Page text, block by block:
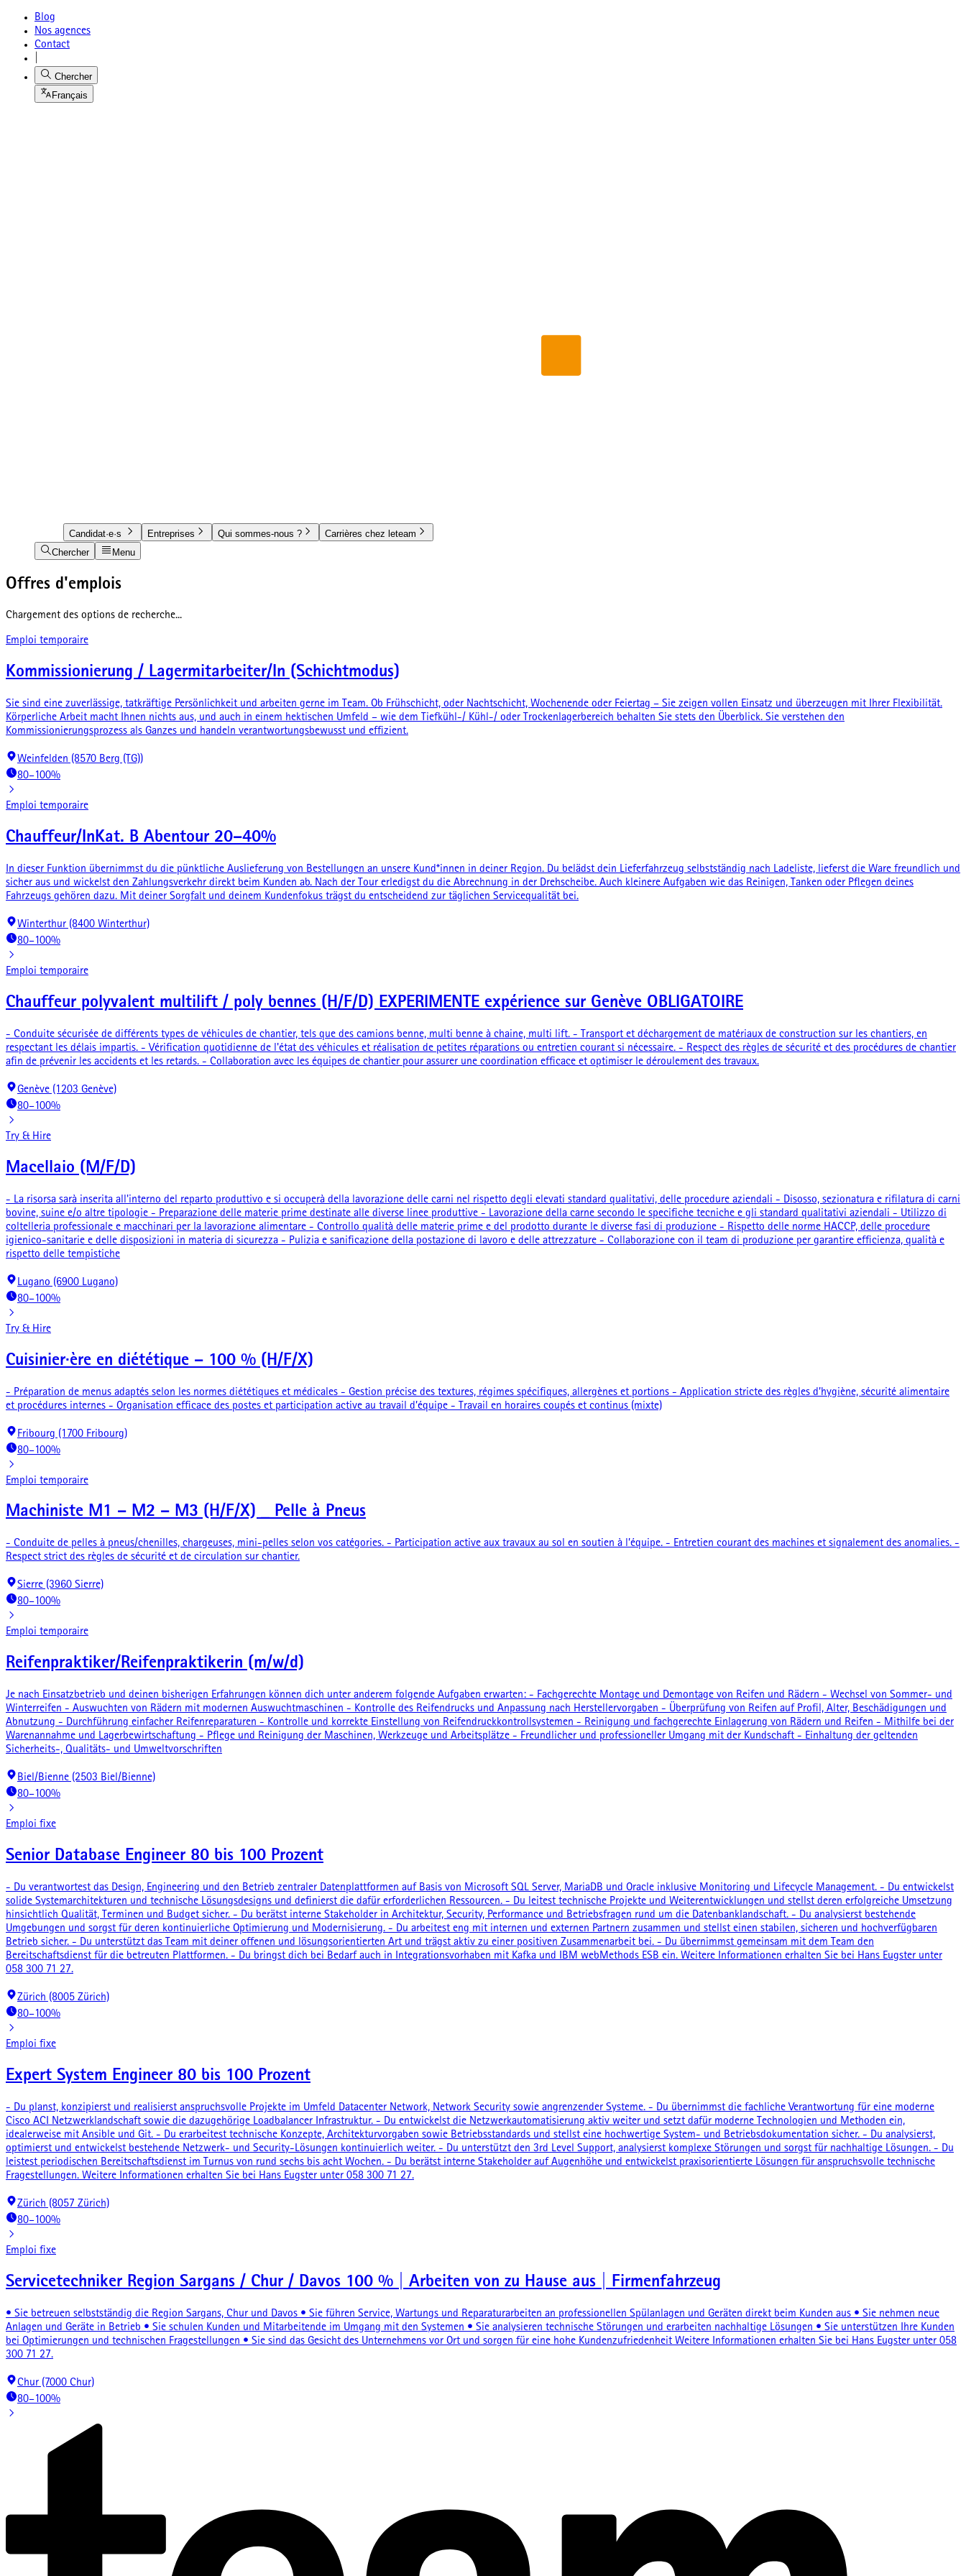
Blog
Nos agences
Contact
Chercher
Français
Candidat·e·s Entreprises Qui sommes-nous ?
Carrières chez leteam
Chercher
Menu
Offres d'emplois
Chargement des options de recherche...
Emploi temporaire
Kommissionierung / Lagermitarbeiter/In (Schichtmodus)
Sie sind eine zuverlässige, tatkräftige Persönlichkeit und arbeiten gerne im Team. Ob Frühschicht, oder Nachtschicht, Wochenende oder Feiertag – Sie zeigen vollen Einsatz und überzeugen mit Ihrer Flexibilität.
Körperliche Arbeit macht Ihnen nichts aus, und auch in einem hektischen Umfeld – wie dem Tiefkühl-/ Kühl-/ oder Trockenlagerbereich behalten Sie stets den Überblick. Sie verstehen den
Kommissionierungsprozess als Ganzes und handeln verantwortungsbewusst und effizient.
Weinfelden (8570 Berg (TG))
80–100%
Emploi temporaire
Chauffeur/InKat. B Abentour 20–40%
In dieser Funktion übernimmst du die pünktliche Auslieferung von Bestellungen an unsere Kund*innen in deiner Region. Du belädst dein Lieferfahrzeug selbstständig nach Ladeliste, lieferst die Ware freundlich und
sicher aus und wickelst den Zahlungsverkehr direkt beim Kunden ab. Nach der Tour erledigst du die Abrechnung in der Drehscheibe. Auch kleinere Aufgaben wie das Reinigen, Tanken oder Pflegen deines
Fahrzeugs gehören dazu. Mit deiner Sorgfalt und deinem Kundenfokus trägst du entscheidend zur täglichen Servicequalität bei.
Winterthur (8400 Winterthur)
80–100%
Emploi temporaire
Chauffeur polyvalent multilift / poly bennes (H/F/D) EXPERIMENTE expérience sur Genève OBLIGATOIRE
- Conduite sécurisée de différents types de véhicules de chantier, tels que des camions benne, multi benne à chaine, multi lift. - Transport et déchargement de matériaux de construction sur les chantiers, en
respectant les délais impartis. - Vérification quotidienne de l'état des véhicules et réalisation de petites réparations ou entretien courant si nécessaire. - Respect des règles de sécurité et des procédures de chantier
afin de prévenir les accidents et les retards. - Collaboration avec les équipes de chantier pour assurer une coordination efficace et optimiser le déroulement des travaux.
Genève (1203 Genève)
80–100%
Try & Hire
Macellaio (M/F/D)
- La risorsa sarà inserita all'interno del reparto produttivo e si occuperà della lavorazione delle carni nel rispetto degli elevati standard qualitativi, delle procedure aziendali - Disosso, sezionatura e rifilatura di carni
bovine, suine e/o altre tipologie - Preparazione delle materie prime destinate alle diverse linee produttive - Lavorazione della carne secondo le specifiche tecniche e gli standard qualitativi aziendali - Utilizzo di
coltelleria professionale e macchinari per la lavorazione alimentare - Controllo qualità delle materie prime e del prodotto durante le diverse fasi di produzione - Rispetto delle norme HACCP, delle procedure
igienico-sanitarie e delle disposizioni in materia di sicurezza - Pulizia e sanificazione della postazione di lavoro e delle attrezzature - Collaborazione con il team di produzione per garantire efficienza, qualità e
rispetto delle tempistiche
Lugano (6900 Lugano)
80–100%
Try & Hire
Cuisinier·ère en diététique – 100 % (H/F/X)
- Préparation de menus adaptés selon les normes diététiques et médicales - Gestion précise des textures, régimes spécifiques, allergènes et portions - Application stricte des règles d’hygiène, sécurité alimentaire
et procédures internes - Organisation efficace des postes et participation active au travail d’équipe - Travail en horaires coupés et continus (mixte)
Fribourg (1700 Fribourg)
80–100%
Emploi temporaire
Machiniste M1 – M2 – M3 (H/F/X) _ Pelle à Pneus
- Conduite de pelles à pneus/chenilles, chargeuses, mini-pelles selon vos catégories. - Participation active aux travaux au sol en soutien à l’équipe. - Entretien courant des machines et signalement des anomalies. -
Respect strict des règles de sécurité et de circulation sur chantier.
Sierre (3960 Sierre)
80–100%
Emploi temporaire
Reifenpraktiker/Reifenpraktikerin (m/w/d)
Je nach Einsatzbetrieb und deinen bisherigen Erfahrungen können dich unter anderem folgende Aufgaben erwarten: - Fachgerechte Montage und Demontage von Reifen und Rädern - Wechsel von Sommer- und
Winterreifen - Auswuchten von Rädern mit modernen Auswuchtmaschinen - Kontrolle des Reifendrucks und Anpassung nach Herstellervorgaben - Überprüfung von Reifen auf Profil, Alter, Beschädigungen und
Abnutzung - Durchführung einfacher Reifenreparaturen - Kontrolle und korrekte Einstellung von Reifendruckkontrollsystemen - Reinigung und fachgerechte Einlagerung von Rädern und Reifen - Mithilfe bei der
Warenannahme und Lagerbewirtschaftung - Pflege und Reinigung der Maschinen, Werkzeuge und Arbeitsplätze - Freundlicher und professioneller Umgang mit der Kundschaft - Einhaltung der geltenden
Sicherheits-, Qualitäts- und Umweltvorschriften
Biel/Bienne (2503 Biel/Bienne)
80–100%
Emploi fixe
Senior Database Engineer 80 bis 100 Prozent
- Du verantwortest das Design, Engineering und den Betrieb zentraler Datenplattformen auf Basis von Microsoft SQL Server, MariaDB und Oracle inklusive Monitoring und Lifecycle Management. - Du entwickelst
solide Systemarchitekturen und technische Lösungsdesigns und definierst die dafür erforderlichen Ressourcen. - Du leitest technische Projekte und Weiterentwicklungen und stellst deren erfolgreiche Umsetzung
hinsichtlich Qualität, Terminen und Budget sicher. - Du berätst interne Stakeholder in Architektur, Security, Performance und Betriebsfragen rund um die Datenbanklandschaft. - Du analysierst bestehende
Umgebungen und sorgst für deren kontinuierliche Optimierung und Modernisierung. - Du arbeitest eng mit internen und externen Partnern zusammen und stellst einen stabilen, sicheren und hochverfügbaren
Betrieb sicher. - Du unterstützt das Team mit deiner offenen und lösungsorientierten Art und trägst aktiv zu einer positiven Zusammenarbeit bei. - Du übernimmst gemeinsam mit dem Team den
Bereitschaftsdienst für die betreuten Plattformen. - Du bringst dich bei Bedarf auch in Integrationsvorhaben mit Kafka und IBM webMethods ESB ein. Weitere Informationen erhalten Sie bei Hans Eugster unter
058 300 71 27.
Zürich (8005 Zürich)
80–100%
Emploi fixe
Expert System Engineer 80 bis 100 Prozent
- Du planst, konzipierst und realisierst anspruchsvolle Projekte im Umfeld Datacenter Network, Network Security sowie angrenzender Systeme. - Du übernimmst die fachliche Verantwortung für eine moderne
Cisco ACI Netzwerklandschaft sowie die dazugehörige Loadbalancer Infrastruktur. - Du entwickelst die Netzwerkautomatisierung aktiv weiter und setzt dafür moderne Technologien und Methoden ein,
idealerweise mit Ansible und Git. - Du erarbeitest technische Konzepte, Architekturvorgaben sowie Betriebsstandards und stellst eine hochwertige System- und Betriebsdokumentation sicher. - Du analysierst,
optimierst und entwickelst bestehende Netzwerk- und Security-Lösungen kontinuierlich weiter. - Du unterstützt den 3rd Level Support, analysierst komplexe Störungen und sorgst für nachhaltige Lösungen. - Du
leistest periodischen Bereitschaftsdienst im Turnus von rund sechs bis acht Wochen. - Du berätst interne Stakeholder auf Augenhöhe und entwickelst praxisorientierte Lösungen für anspruchsvolle technische
Fragestellungen. Weitere Informationen erhalten Sie bei Hans Eugster unter 058 300 71 27.
Zürich (8057 Zürich)
80–100%
Emploi fixe
Servicetechniker Region Sargans / Chur / Davos 100 % | Arbeiten von zu Hause aus | Firmenfahrzeug
• Sie betreuen selbstständig die Region Sargans, Chur und Davos • Sie führen Service, Wartungs und Reparaturarbeiten an professionellen Spülanlagen und Geräten direkt beim Kunden aus • Sie nehmen neue
Anlagen und Geräte in Betrieb • Sie schulen Kunden und Mitarbeitende im Umgang mit den Systemen • Sie analysieren technische Störungen und erarbeiten nachhaltige Lösungen • Sie unterstützen Ihre Kunden
bei Optimierungen und technischen Fragestellungen • Sie sind das Gesicht des Unternehmens vor Ort und sorgen für eine hohe Kundenzufriedenheit Weitere Informationen erhalten Sie bei Hans Eugster unter 058
300 71 27.
Chur (7000 Chur)
80–100%